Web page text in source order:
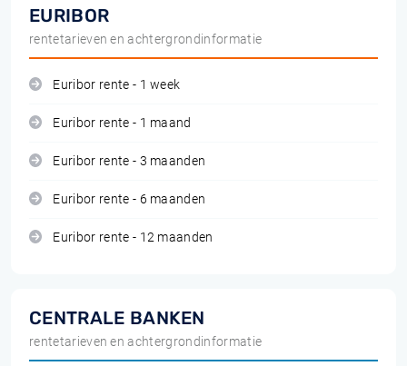
EURIBOR
rentetarieven en achtergrondinformatie
Euribor rente - 1 week
Euribor rente - 1 maand
Euribor rente - 3 maanden
Euribor rente - 6 maanden
Euribor rente - 12 maanden
CENTRALE BANKEN
rentetarieven en achtergrondinformatie